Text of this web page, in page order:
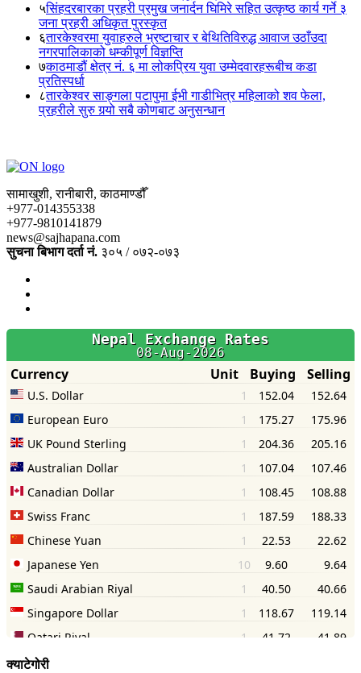
५सिंहदरबारका प्रहरी प्रमुख जनार्दन घिमिरे सहित उत्कृष्ठ कार्य गर्ने ३
जना प्रहरी अधिकृत पुरस्कृत
६तारकेश्वरमा युवाहरुले भ्रष्टाचार र बेथितिविरुद्ध आवाज उठाँउदा
नगरपालिकाको धम्कीपूर्ण विज्ञप्ति
७काठमाडौं क्षेत्र नं. ६ मा लोकप्रिय युवा उम्मेदवारहरूबीच कडा
प्रतिस्पर्धा
८तारकेश्वर साङ्गला पटापुमा ईभी गाडीभित्र महिलाको शव फेला,
प्रहरीले सुरु गर्‍यो सबै कोणबाट अनुसन्धान
सामाखुशी, रानीबारी, काठमाण्डौँ
+977-014355338
+977-9810141879
news@sajhapana.com
सुचना बिभाग दर्ता नं. ३०५ / ०७२-०७३
क्याटेगोरी